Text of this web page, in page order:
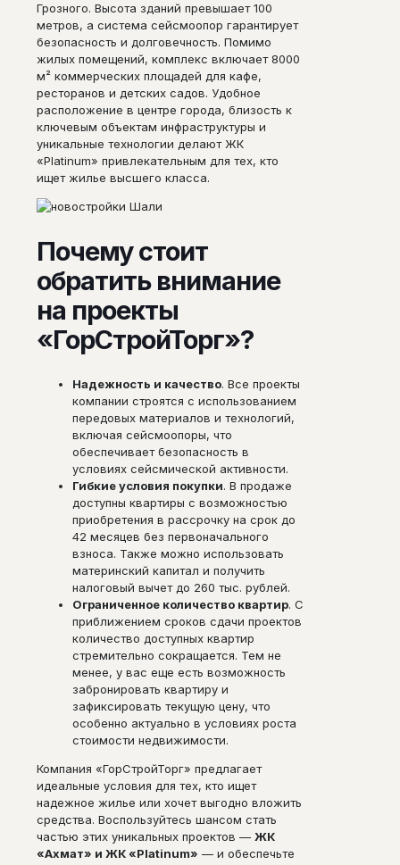
Грозного. Высота зданий превышает 100
метров, а система сейсмоопор гарантирует
безопасность и долговечность. Помимо
жилых помещений, комплекс включает 8000
м² коммерческих площадей для кафе,
ресторанов и детских садов. Удобное
расположение в центре города, близость к
ключевым объектам инфраструктуры и
уникальные технологии делают ЖК
«Platinum» привлекательным для тех, кто
ищет жилье высшего класса.
Почему стоит
обратить внимание
на проекты
«ГорСтройТорг»?
Надежность и качество. Все проекты
компании строятся с использованием
передовых материалов и технологий,
включая сейсмоопоры, что
обеспечивает безопасность в
условиях сейсмической активности.
Гибкие условия покупки. В продаже
доступны квартиры с возможностью
приобретения в рассрочку на срок до
42 месяцев без первоначального
взноса. Также можно использовать
материнский капитал и получить
налоговый вычет до 260 тыс. рублей.
Ограниченное количество квартир. С
приближением сроков сдачи проектов
количество доступных квартир
стремительно сокращается. Тем не
менее, у вас еще есть возможность
забронировать квартиру и
зафиксировать текущую цену, что
особенно актуально в условиях роста
стоимости недвижимости.
Компания «ГорСтройТорг» предлагает
идеальные условия для тех, кто ищет
надежное жилье или хочет выгодно вложить
средства. Воспользуйтесь шансом стать
частью этих уникальных проектов — ЖК
«Ахмат» и ЖК «Platinum» — и обеспечьте